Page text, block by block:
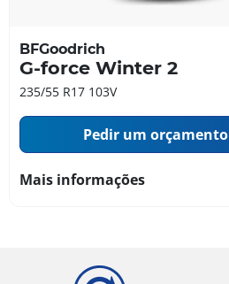
BFGoodrich
G-force Winter 2
235/55 R17 103V
Pedir um orçamento
Mais informações